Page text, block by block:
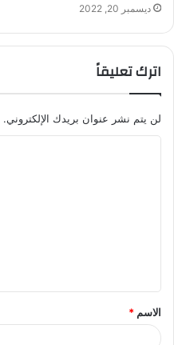
ديسمبر 20, 2022
اترك تعليقاً
لن يتم نشر عنوان بريدك الإلكتروني.
ق
*
الاسم *